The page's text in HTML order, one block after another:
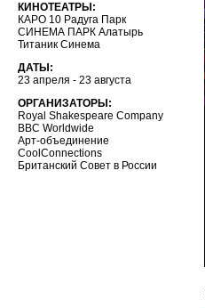
КИНОТЕАТРЫ:
КАРО 10 Радуга Парк
СИНЕМА ПАРК Алатырь
Титаник Синема
ДАТЫ:
23 апреля - 23 августа
ОРГАНИЗАТОРЫ:
Royal Shakespeare Company
BBC Worldwide
Арт-объединение
CoolConnections
Британский Совет в России